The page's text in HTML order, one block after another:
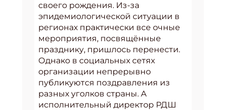
своего рождения. Из-за
эпидемиологической ситуации в
регионах практически все очные
мероприятия, посвящённые
празднику, пришлось перенести.
Однако в социальных сетях
организации непрерывно
публикуются поздравления из
разных уголков страны. А
исполнительный директор РДШ